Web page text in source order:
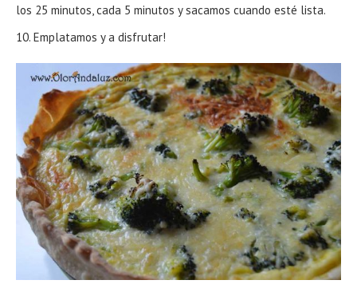
los 25 minutos, cada 5 minutos y sacamos cuando esté lista.
Emplatamos y a disfrutar!